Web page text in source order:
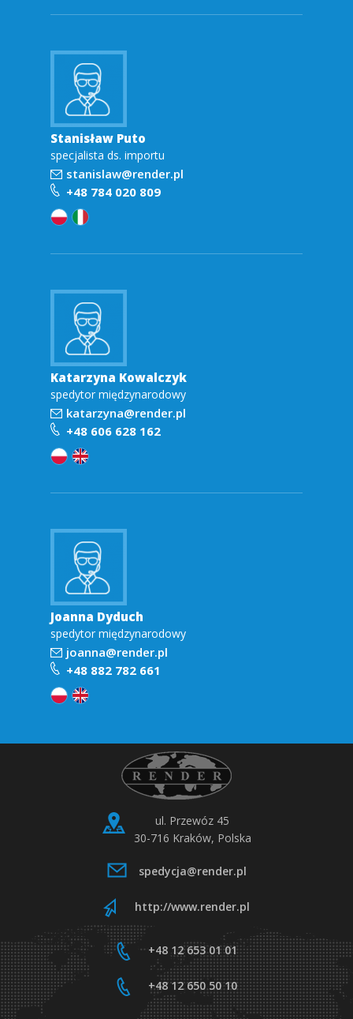
Stanisław Puto
specjalista ds. importu
stanislaw@render.pl
+48 784 020 809
Katarzyna Kowalczyk
spedytor międzynarodowy
katarzyna@render.pl
+48 606 628 162
Joanna Dyduch
spedytor międzynarodowy
joanna@render.pl
+48 882 782 661
ul. Przewóz 45
30-716 Kraków, Polska
spedycja@render.pl
http://www.render.pl
+48 12 653 01 01
+48 12 650 50 10